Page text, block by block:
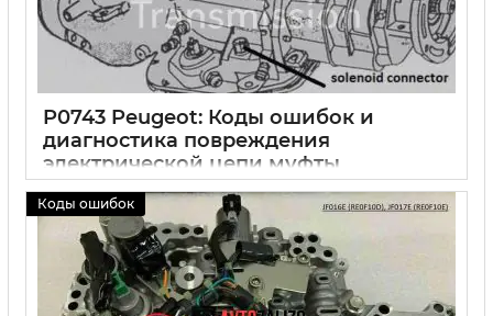
P0743 Peugeot: Коды ошибок и
диагностика повреждения
электрической цепи муфты
сцепления
30 09 2024 0
Коды ошибок